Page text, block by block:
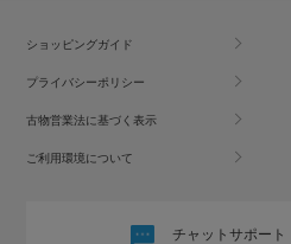
ショッピングガイド
プライバシーポリシー
古物営業法に基づく表示
ご利用環境について
チャットサポート